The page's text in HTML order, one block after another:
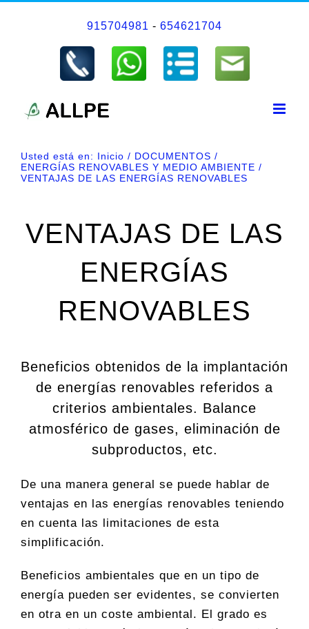
915704981 - 654621704
Usted está en: Inicio
DOCUMENTOS
ENERGÍAS RENOVABLES Y MEDIO AMBIENTE
VENTAJAS DE LAS ENERGÍAS RENOVABLES
VENTAJAS DE LAS
ENERGÍAS
RENOVABLES
Beneficios obtenidos de la implantación
de energías renovables referidos a
criterios ambientales. Balance
atmosférico de gases, eliminación de
subproductos, etc.
De una manera general se puede hablar de
ventajas en las energías renovables teniendo
en cuenta las limitaciones de esta
simplificación.
Beneficios ambientales que en un tipo de
energía pueden ser evidentes, se convierten
en otra en un coste ambiental. El grado es